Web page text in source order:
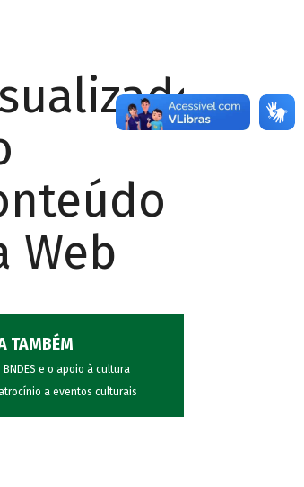
Web
TAMBÉM
BNDES e o apoio à cultura
a eventos culturais